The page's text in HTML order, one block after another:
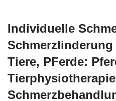
Individuelle
Tiere, PFerde: